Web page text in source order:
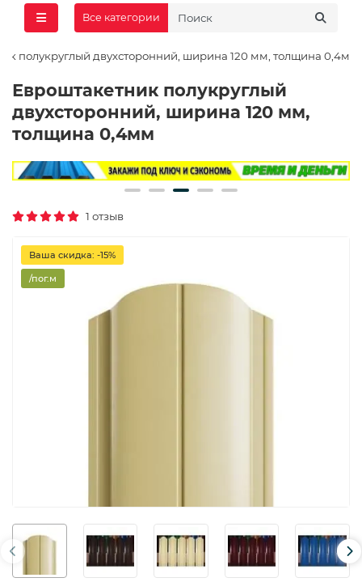
Все категории
полукруглый двухсторонний, ширина 120 мм, толщина 0,4мм
Евроштакетник полукруглый
двухсторонний, ширина 120 мм,
толщина 0,4мм
1 отзыв
Ваша скидка: -15%
/пог.м